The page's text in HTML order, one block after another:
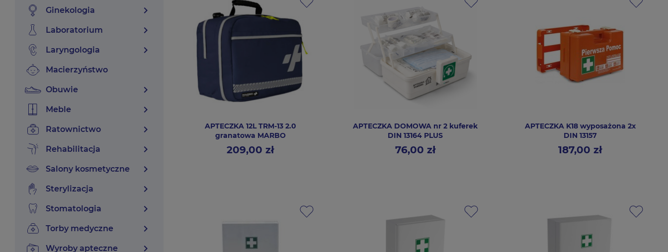
ginekologia chevron_right
laboratorium chevron_right
laryngologia chevron_right
macierzyństwo
obuwie chevron_right
meble chevron_right
ratownictwo chevron_right
rehabilitacja chevron_right
salony kosmetyczne chevron_right
sterylizacja chevron_right
stomatologia chevron_right
torby medyczne chevron_right
wyroby apteczne chevron_right
APTECZKA 12L TRM-13 2.0
granatowa MARBO
Cena
209,00 zł
APTECZKA DOMOWA nr 2 kuferek
DIN 13164 PLUS
Cena
76,00 zł
APTECZKA K18 wyposażona 2x
DIN 13157
Cena
187,00 zł